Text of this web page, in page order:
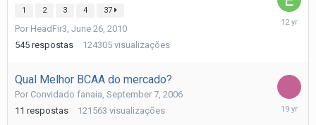
1 2 3 4 37
Por HeadFir3 June 26, 2010
545 respostas 124305 visualizações
March
Qual Melhor BCAA do mercado?
Por Convidado fanaia September 7, 2006
11 respostas 121563 visualizações
October